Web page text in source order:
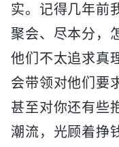
实。记得几年前
聚会、尽本分，
他们不太追求真
会带领对他们要
甚至对你还有些
潮流，光顾着挣